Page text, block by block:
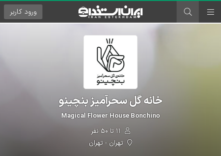
ورود کاربر
خانه گل سحرآمیز بنچینو
Magical Flower House Bonchino
تهران - تهران